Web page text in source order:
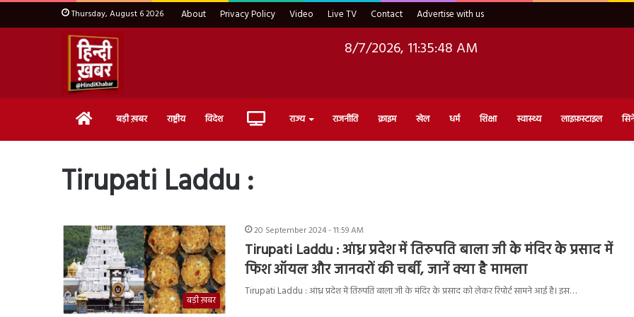
Thursday, August 6 2026 About Privacy Policy Video Live TV Contact Advertise with us
8/7/2026, 11:35:48 AM
Home बड़ी ख़बर राष्ट्रीय विदेश Live राज्य राजनीति क्राइम खेल धर्म शिक्षा स्वास्थ्य लाइफ़स्टाइल
Tirupati Laddu :
बड़ी ख़बर
20 September 2024 - 11:59 AM
Tirupati Laddu : आंध्र प्रदेश में तिरुपति बाला जी के मंदिर के प्रसाद में
फिश ऑयल और जानवरों की चर्बी, जानें क्या है मामला
Tirupati Laddu : आंध्र प्रदेश में तिरुपति बाला जी के मंदिर के प्रसाद को लेकर रिपोर्ट सामने आई है। इस…